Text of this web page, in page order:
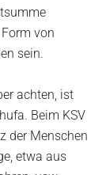
von
sein.
achten, ist
Beim KSV
der Menschen
etwa aus